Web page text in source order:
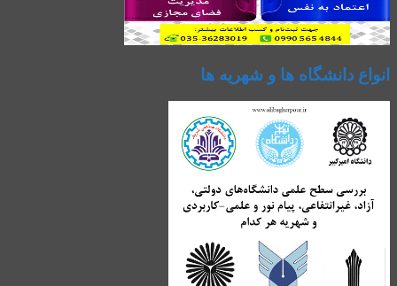
انواع دانشگاه ها و شهریه ها